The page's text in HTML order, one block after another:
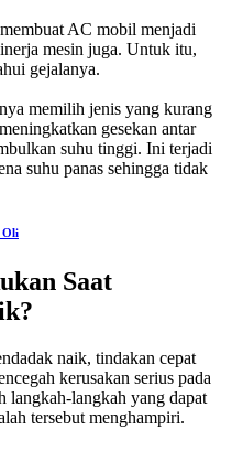
AC mobil menjadi
mesin juga. Untuk itu,
gejalanya.
memilih jenis yang kurang
gesekan antar
suhu tinggi. Ini terjadi
suhu panas sehingga tidak
Oli
Saat
naik, tindakan cepat
kerusakan serius pada
langkah-langkah yang dapat
tersebut menghampiri.